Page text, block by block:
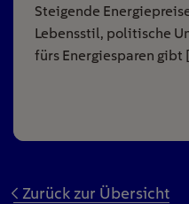
Steigende
Lebensstil, politische
fürs Energiesparen gibt
Zurück zur Übersicht